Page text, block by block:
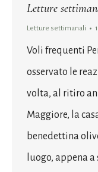
Letture
Letture settimanali
Voli frequenti
osservato le
volta, al ritiro
Maggiore, la
benedettina
luogo, appena